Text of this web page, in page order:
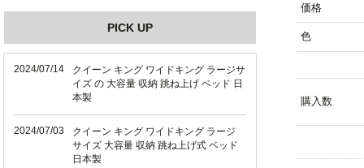
価格
色
購入数
PICK UP
2024/07/14
クイーン キング ワイドキング ラージサ
イズ の 大容量 収納 跳ね上げ ベッド 日
本製
2024/07/03
クイーン キング ワイドキング ラージ
サイズ 大容量 収納 跳ね上げ式 ベッド
日本製